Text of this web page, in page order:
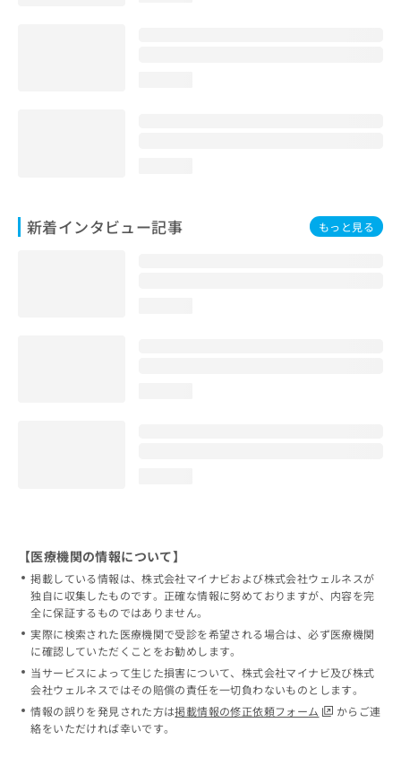
新着インタビュー記事 もっと見る
【医療機関の情報について】
掲載している情報は、株式会社マイナビおよび株式会社ウェルネスが
独自に収集したものです。正確な情報に努めておりますが、内容を完
全に保証するものではありません。
実際に検索された医療機関で受診を希望される場合は、必ず医療機関
に確認していただくことをお勧めします。
当サービスによって生じた損害について、株式会社マイナビ及び株式
会社ウェルネスではその賠償の責任を一切負わないものとします。
情報の誤りを発見された方は掲載情報の修正依頼フォーム
からご連
絡をいただければ幸いです。